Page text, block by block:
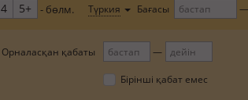
4 5+ - бөлм. Түркия Бағасы
Орналасқан қабаты
Бірінші қабат емес